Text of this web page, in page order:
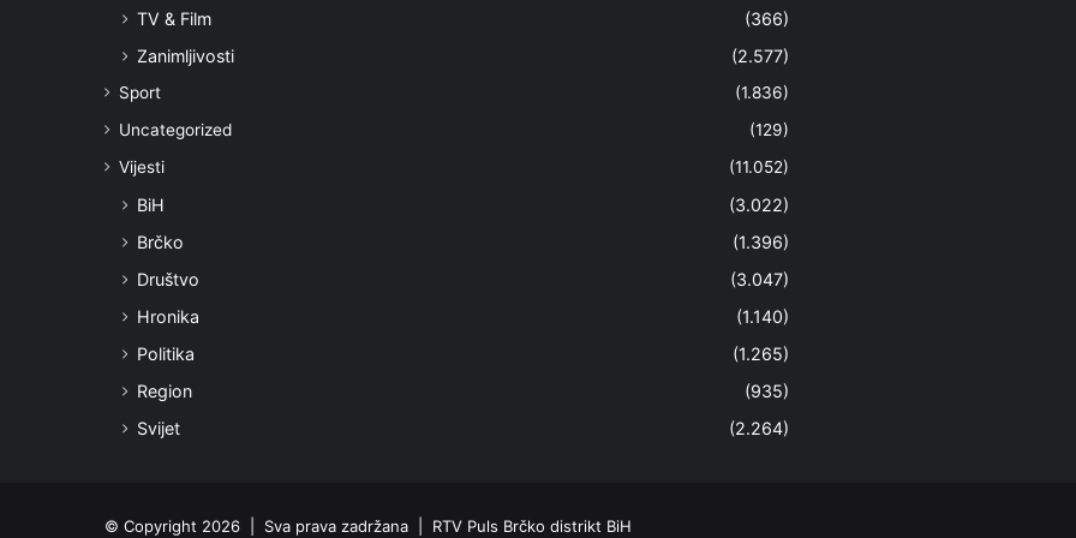
TV & Film
(366)
Zanimljivosti
(2.577)
Sport
(1.836)
Uncategorized
(129)
Vijesti
(11.052)
BiH
(3.022)
Brčko
(1.396)
Društvo
(3.047)
Hronika
(1.140)
Politika
(1.265)
Region
(935)
Svijet
(2.264)
© Copyright 2026 | Sva prava zadržana | RTV Puls Brčko distrikt BiH